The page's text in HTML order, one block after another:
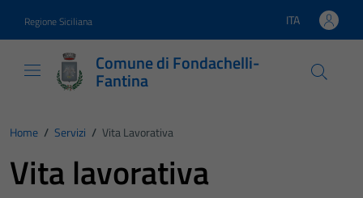
Regione Siciliana Lingua attiva:
ITA
Comune di Fondachelli-
Fantina
Home / Servizi / Vita Lavorativa
Vita lavorativa